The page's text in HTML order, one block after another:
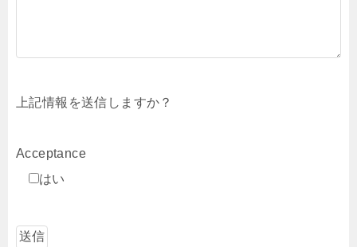
上記情報を送信しますか？
Acceptance
はい